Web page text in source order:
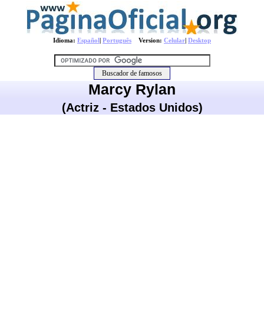
Idioma: Español| Português Version: Celular| Desktop
Marcy Rylan
(Actriz - Estados Unidos)